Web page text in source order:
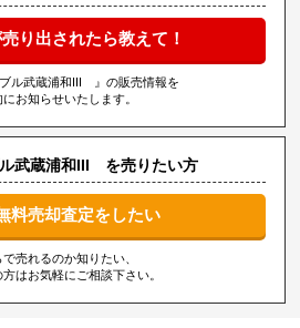
り出されたら教えて！
ブル武蔵浦和III 』の販売情報を
お知らせいたします。
武蔵浦和III を売りたい方
料売却査定をしたい
で売れるのか知りたい、
方はお気軽にご相談下さい。